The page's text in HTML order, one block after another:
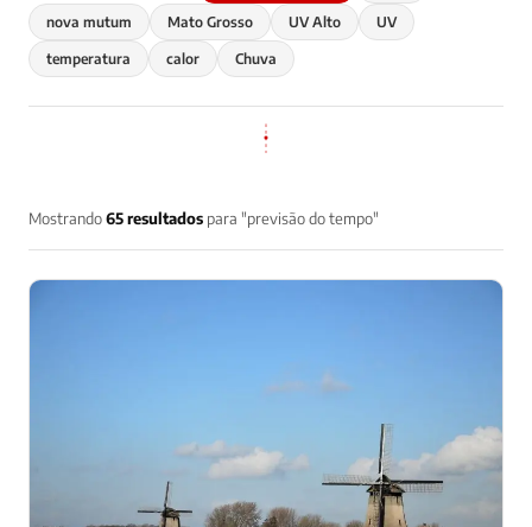
nova mutum Mato Grosso UV Alto UV
temperatura calor Chuva
Mostrando65 resultados para "previsão do tempo"